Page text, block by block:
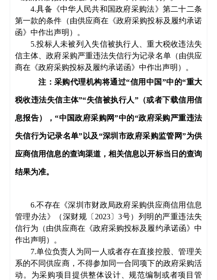
4.具备《中华人民共和国政府采购法》第二十二条
第一款的条件（由供应商在《政府采购投标及履约承诺
函》中作出声明）。
5.投标人未被列入失信被执行人、重大税收违法失
信主体、政府采购严重违法失信行为记录名单（由供应
商在《政府采购投标及履约承诺函》中作出声明）。
注：采购代理机构将通过“信用中国”中的“重大
税收违法失信主体”“失信被执行人”（或者下载信用信
息报告） ，“中国政府采购网”中的“政府采购严重违法
失信行为记录名单”以及“深圳市政府采购监管网”为供
应商信用信息的查询渠道，相关信息以开标当日的查询
结果为准。
6.不存在《深圳市财政局政府采购供应商信用信息
管理办法》（深财规〔2023〕3号）列明的严重违法失
信行为 （由供应商在《政府采购投标及履约承诺函》中
作出声明）
。
7.单位负责人为同一人或者存在直接控股、管理关
系的不同供应商，不得参加同一合同项下的政府采购活
动。为采购项目提供整体设计、规范编制或者项目管